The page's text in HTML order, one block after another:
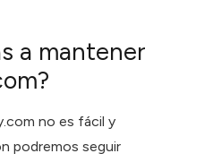
a mantener
no es fácil y
podremos seguir